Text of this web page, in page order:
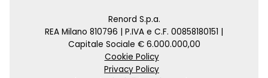
Renord S.p.a.
REA Milano 810796 | P.IVA e C.F. 00858180151 |
Capitale Sociale € 6.000.000,00
Cookie Policy
Privacy Policy